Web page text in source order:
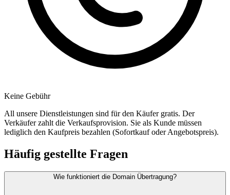
Keine Gebühr
All unsere Dienstleistungen sind für den Käufer gratis. Der
Verkäufer zahlt die Verkaufsprovision. Sie als Kunde müssen
lediglich den Kaufpreis bezahlen (Sofortkauf oder Angebotspreis).
Häufig gestellte Fragen
Wie funktioniert die Domain Übertragung?